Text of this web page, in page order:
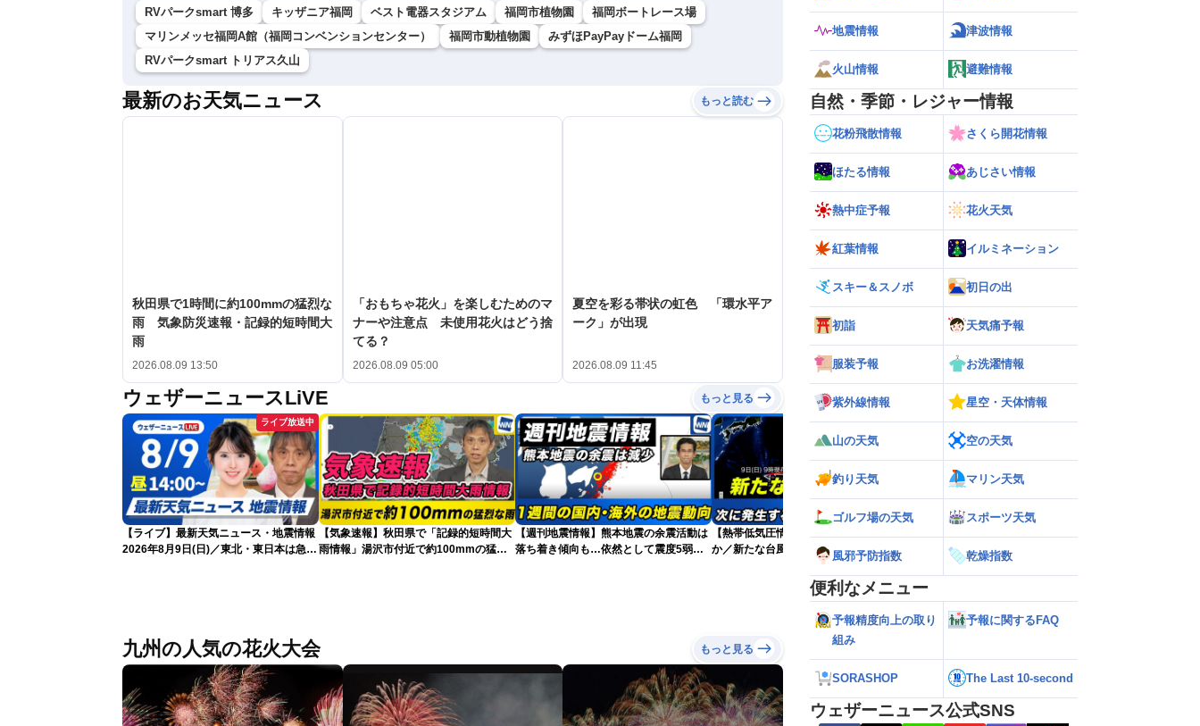
RVパークsmart 博多 キッザニア福岡 ベスト電器スタジアム 福岡市植物園
福岡ボートレース場
マリンメッセ福岡A館（福岡コンベンションセンター）
福岡市動植物園
みずほPayPayドーム福岡
RVパークsmart トリアス久山
最新のお天気ニュース もっと読む
秋田県で1時間に約100mmの猛烈な
雨 気象防災速報・記録的短時間大
雨
2026.08.09 13:50
「おもちゃ花火」を楽しむためのマ
ナーや注意点 未使用花火はどう捨
てる？
2026.08.09 05:00
夏空を彩る帯状の虹色 「環水平ア
ーク」が出現
2026.08.09 11:45
ウェザーニュースLiVE もっと見る
ライブ放送中
【ライブ】最新天気ニュース・地震情報
2026年8月9日(日)／東北・東日本は急な
【気象速報】秋田県で「記録的短時間大
雨情報」湯沢市付近で約100mmの猛烈
【週刊地震情報】熊本地震の余震活動は
落ち着き傾向も…依然として震度5弱警
【熱帯低気圧情報 2026】台風16号発生
か／新たな台風発生予想 今後の進路と日
本への影響は？(9日 12時更新)
い範囲で急な雷雨に警戒
九州の人気の花火大会 もっと見る
地震情報 津波情報
火山情報 避難情報
自然・季節・レジャー情報
花粉飛散情報 さくら開花情報
ほたる情報 あじさい情報
熱中症予報 花火天気
紅葉情報 イルミネーション
スキー＆スノボ 初日の出
初詣 天気痛予報
服装予報 お洗濯情報
紫外線情報 星空・天体情報
山の天気 空の天気
釣り天気 マリン天気
ゴルフ場の天気 スポーツ天気
風邪予防指数 乾燥指数
便利なメニュー
予報精度向上の取り
組み
予報に関するFAQ
SORASHOP The Last 10-second
ウェザーニュース公式SNS